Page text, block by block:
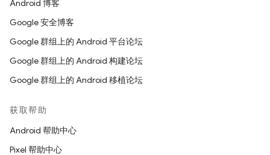
Android 博客
Google 安全博客
Google 群组上的 Android 平台论坛
Google 群组上的 Android 构建论坛
Google 群组上的 Android 移植论坛
获取帮助
Android 帮助中心
Pixel 帮助中心